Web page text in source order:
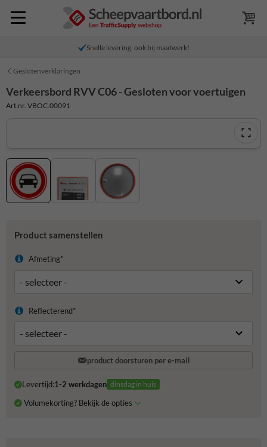
Snelle levering, ook bij maatwerk!
Geslotenverklaringen
Verkeersbord RVV C06 - Gesloten voor voertuigen
Art.nr. VBOC.00091
Product samenstellen
Afmeting*
Reflecterend*
product doorsturen per e-mail
Levertijd:1-2 werkdagen dinsdag in huis
Volumekorting? Bekijk de opties